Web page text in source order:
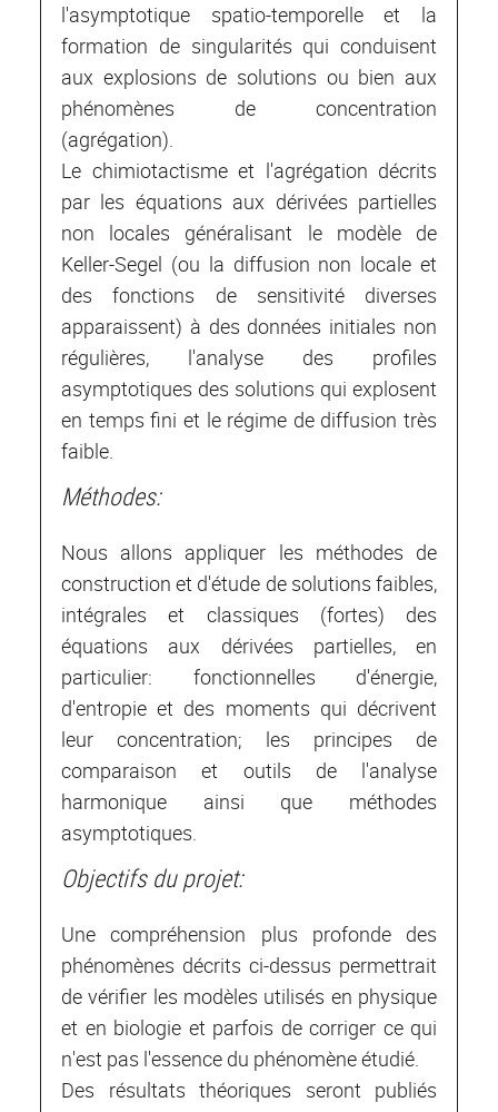
l'asymptotique spatio-temporelle et la
formation de singularités qui conduisent
aux explosions de solutions ou bien aux
phénomènes de concentration
(agrégation).
Le chimiotactisme et l'agrégation décrits
par les équations aux dérivées partielles
non locales généralisant le modèle de
Keller-Segel (ou la diffusion non locale et
des fonctions de sensitivité diverses
apparaissent) à des données initiales non
régulières, l'analyse des profiles
asymptotiques des solutions qui explosent
en temps fini et le régime de diffusion très
faible.
Méthodes:
Nous allons appliquer les méthodes de
construction et d'étude de solutions faibles,
intégrales et classiques (fortes) des
équations aux dérivées partielles, en
particulier: fonctionnelles d'énergie,
d'entropie et des moments qui décrivent
leur concentration; les principes de
comparaison et outils de l'analyse
harmonique ainsi que méthodes
asymptotiques.
Objectifs du projet:
Une compréhension plus profonde des
phénomènes décrits ci-dessus permettrait
de vérifier les modèles utilisés en physique
et en biologie et parfois de corriger ce qui
n'est pas l'essence du phénomène étudié.
Des résultats théoriques seront publiés